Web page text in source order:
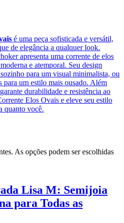
é uma peça sofisticada e versátil,
de elegância a qualquer look.
apresenta uma corrente de elos
e atemporal. Seu design
para um visual minimalista, ou
para um estilo mais ousado. Além
durabilidade e resistência ao
Elos Ovais e eleve seu estilo
quanto você.
As opções podem ser escolhidas
Lisa M: Semijoia
para Todas as